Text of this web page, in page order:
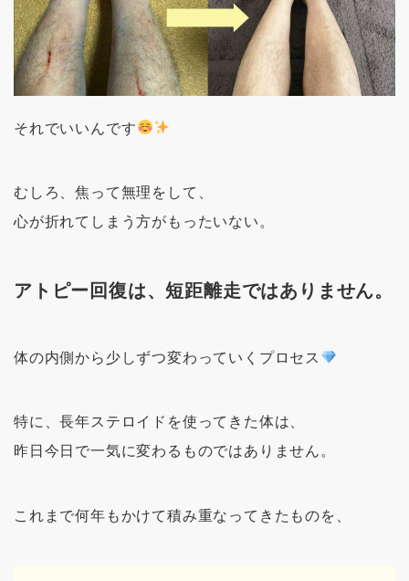
それでいいんです
むしろ、焦って無理をして、
心が折れてしまう方がもったいない。
アトピー回復は、短距離走ではありません。
体の内側から少しずつ変わっていくプロセス
特に、長年ステロイドを使ってきた体は、
昨日今日で一気に変わるものではありません。
これまで何年もかけて積み重なってきたものを、